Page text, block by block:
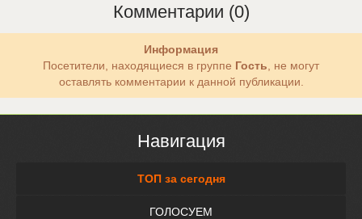
Комментарии (0)
Информация
Посетители, находящиеся в группе Гость , не могут
оставлять комментарии к данной публикации.
Навигация
ТОП за сегодня
ГОЛОСУЕМ